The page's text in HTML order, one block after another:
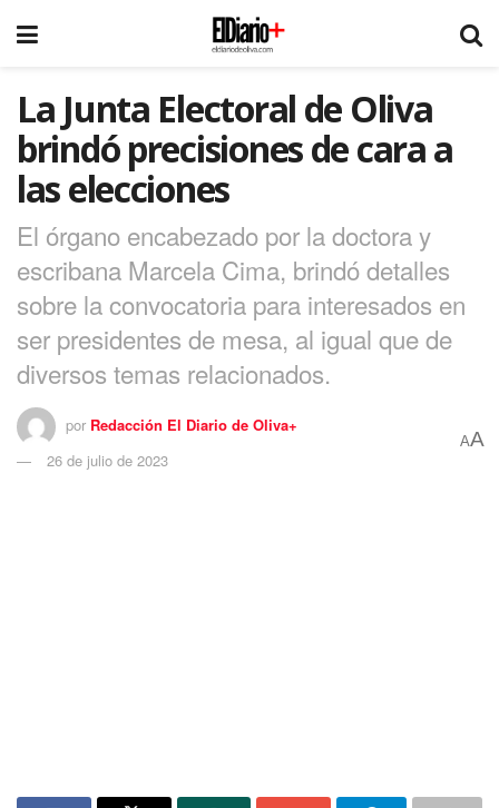
La Junta Electoral de Oliva
brindó precisiones de cara a
las elecciones
El órgano encabezado por la doctora y
escribana Marcela Cima, brindó detalles
sobre la convocatoria para interesados en
ser presidentes de mesa, al igual que de
diversos temas relacionados.
por Redacción El Diario de Oliva+
26 de julio de 2023
AA